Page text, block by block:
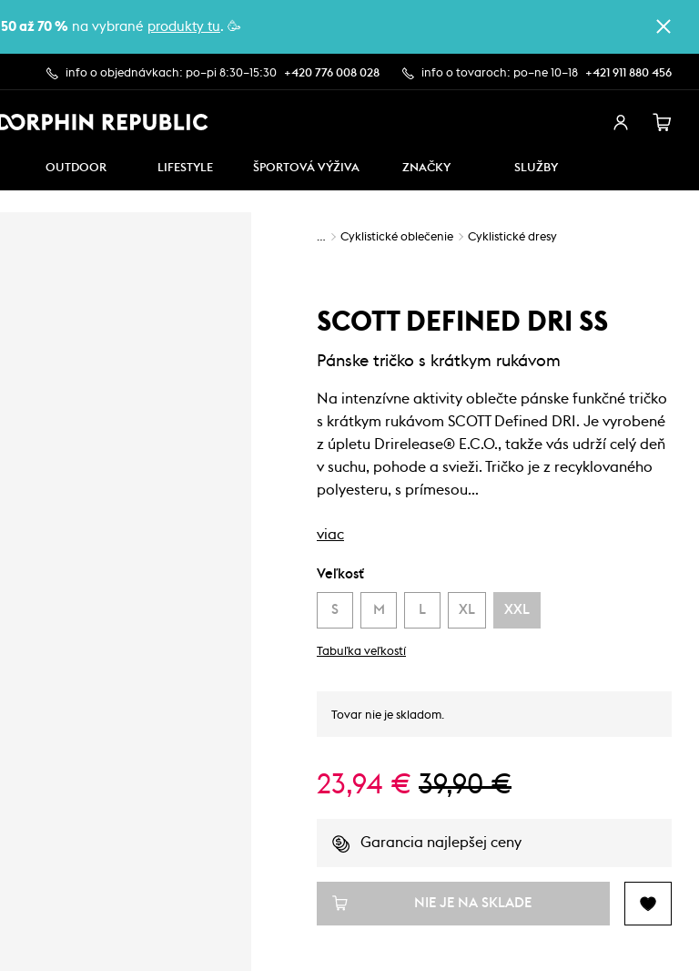
50 až 70 % na vybrané produkty tu. 🥳
info o objednávkach: po–pi 8:30–15:30 +420 776 008 028 info o tovaroch: po–ne 10–18 +421 911 880 456
OUTDOOR LIFESTYLE ŠPORTOVÁ VÝŽIVA ZNAČKY SLUŽBY
… Cyklistické oblečenie Cyklistické dresy
SCOTT DEFINED DRI SS
Pánske tričko s krátkym rukávom
Na intenzívne aktivity oblečte pánske funkčné tričko
s krátkym rukávom SCOTT Defined DRI. Je vyrobené
z úpletu Drirelease® E.C.O., takže vás udrží celý deň
v suchu, pohode a svieži. Tričko je z recyklovaného
polyesteru, s prímesou…
viac
Veľkosť
S M L XL XXL
Tabuľka veľkostí
Tovar nie je skladom.
23,94 € 39,90 €
Garancia najlepšej ceny
NIE JE NA SKLADE